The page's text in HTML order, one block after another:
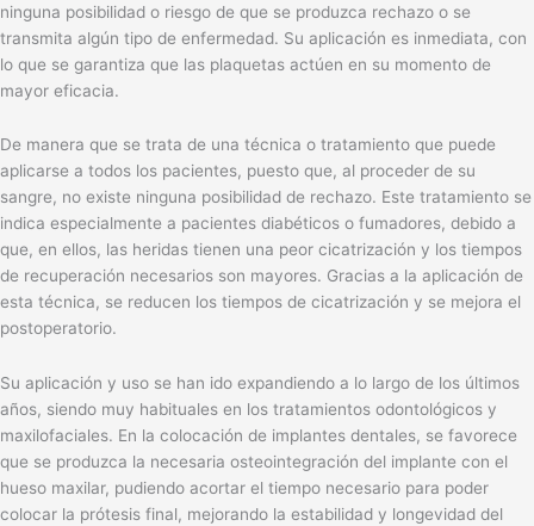
ninguna posibilidad o riesgo de que se produzca rechazo o se
transmita algún tipo de enfermedad. Su aplicación es inmediata, con
lo que se garantiza que las plaquetas actúen en su momento de
mayor eficacia.
De manera que se trata de una técnica o tratamiento que puede
aplicarse a todos los pacientes, puesto que, al proceder de su
sangre, no existe ninguna posibilidad de rechazo. Este tratamiento se
indica especialmente a pacientes diabéticos o fumadores, debido a
que, en ellos, las heridas tienen una peor cicatrización y los tiempos
de recuperación necesarios son mayores. Gracias a la aplicación de
esta técnica, se reducen los tiempos de cicatrización y se mejora el
postoperatorio.
Su aplicación y uso se han ido expandiendo a lo largo de los últimos
años, siendo muy habituales en los tratamientos odontológicos y
maxilofaciales. En la colocación de implantes dentales, se favorece
que se produzca la necesaria osteointegración del implante con el
hueso maxilar, pudiendo acortar el tiempo necesario para poder
colocar la prótesis final, mejorando la estabilidad y longevidad del